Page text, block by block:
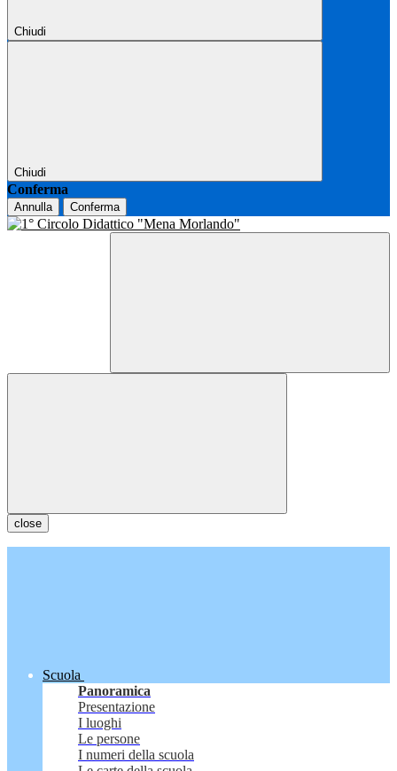
Chiudi
Chiudi
Conferma
Annulla Conferma
close
Scuola
Panoramica
Presentazione
I luoghi
Le persone
I numeri della scuola